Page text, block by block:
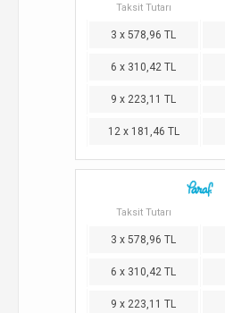
Taksit Tutarı
3 x 578,96 TL
6 x 310,42 TL
9 x 223,11 TL
12 x 181,46 TL
Taksit Tutarı
3 x 578,96 TL
6 x 310,42 TL
9 x 223,11 TL